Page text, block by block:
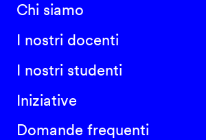
Chi siamo
I nostri docenti
I nostri studenti
Iniziative
Domande frequenti